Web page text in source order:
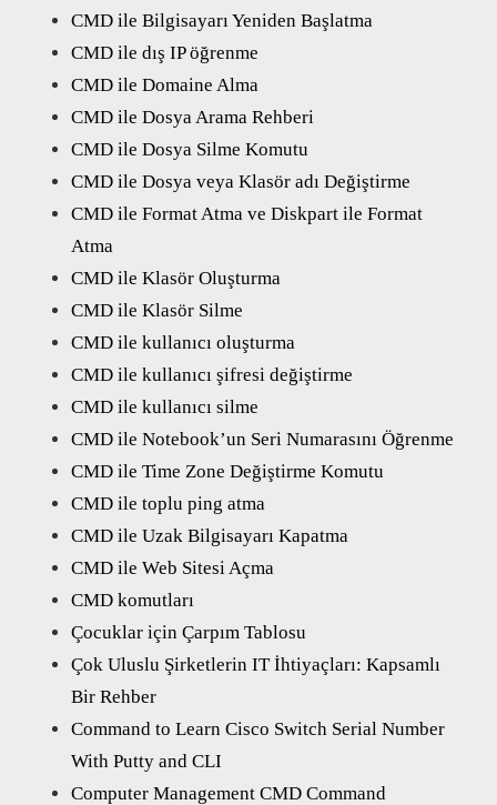
CMD ile Bilgisayarı Yeniden Başlatma
CMD ile dış IP öğrenme
CMD ile Domaine Alma
CMD ile Dosya Arama Rehberi
CMD ile Dosya Silme Komutu
CMD ile Dosya veya Klasör adı Değiştirme
CMD ile Format Atma ve Diskpart ile Format
Atma
CMD ile Klasör Oluşturma
CMD ile Klasör Silme
CMD ile kullanıcı oluşturma
CMD ile kullanıcı şifresi değiştirme
CMD ile kullanıcı silme
CMD ile Notebook’un Seri Numarasını Öğrenme
CMD ile Time Zone Değiştirme Komutu
CMD ile toplu ping atma
CMD ile Uzak Bilgisayarı Kapatma
CMD ile Web Sitesi Açma
CMD komutları
Çocuklar için Çarpım Tablosu
Çok Uluslu Şirketlerin IT İhtiyaçları: Kapsamlı
Bir Rehber
Command to Learn Cisco Switch Serial Number
With Putty and CLI
Computer Management CMD Command